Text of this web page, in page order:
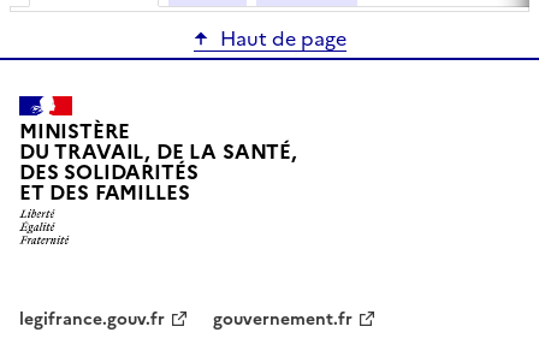
Haut de page
MINISTÈRE
DU TRAVAIL, DE LA SANTÉ,
DES SOLIDARITÉS
ET DES FAMILLES
legifrance.gouv.fr
gouvernement.fr